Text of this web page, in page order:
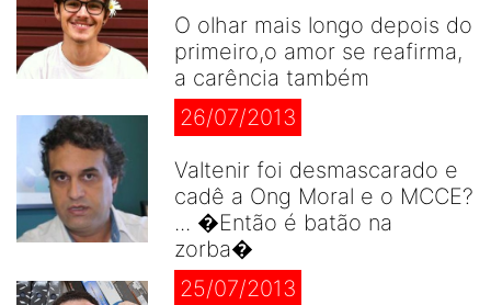
O olhar mais longo depois do
primeiro,o amor se reafirma,
a carência também
26/07/2013
Valtenir foi desmascarado e
cadê a Ong Moral e o MCCE?
... �Então é batão na
zorba�
25/07/2013